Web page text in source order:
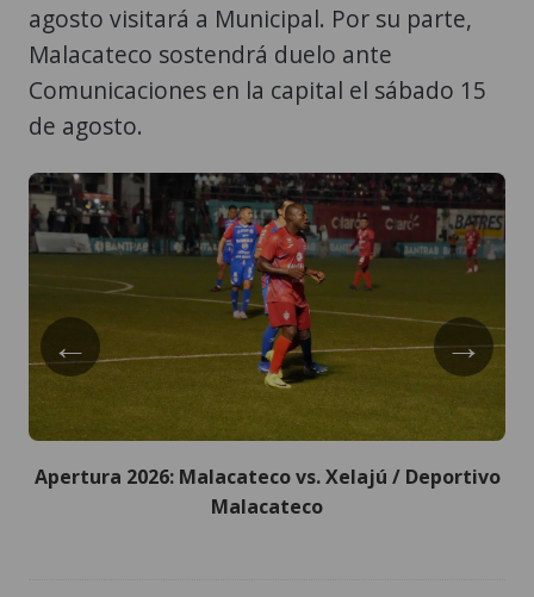
agosto visitará a Municipal. Por su parte,
Malacateco sostendrá duelo ante
Comunicaciones en la capital el sábado 15
de agosto.
←
Apertura 2026: Malacateco vs. Xelajú / Deportivo
Malacateco
→